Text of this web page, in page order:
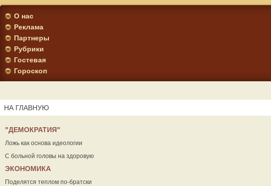
О нас
Реклама
Партнеры
Рубрики
Гостевая
Гороскоп
НА ГЛАВНУЮ
"ДЕМОКРАТИЯ"
Ложь как основа идеологии
С больной головы на здоровую
ЭКОНОМИКА
Поделятся теплом по-братски